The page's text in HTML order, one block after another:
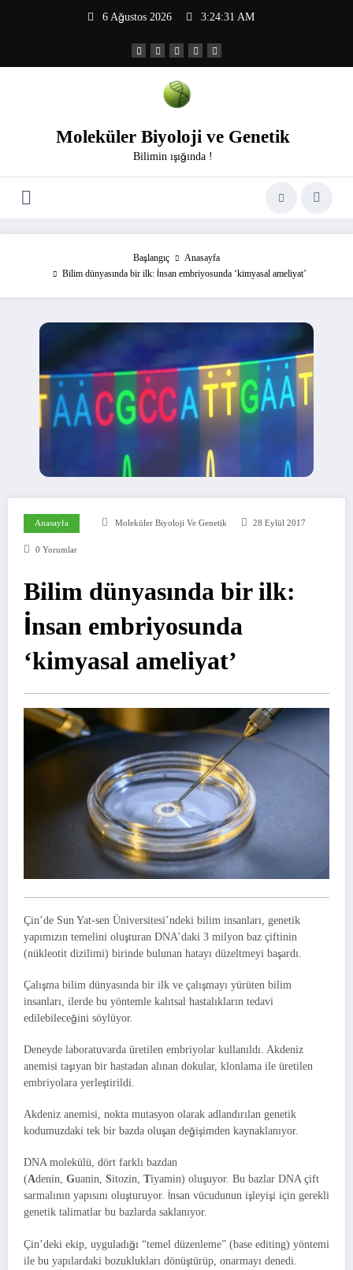
6 Ağustos 2026 3:24:32 AM
Moleküler Biyoloji ve Genetik
Bilimin ışığında !
Başlangıç
Anasayfa
Bilim dünyasında bir ilk: İnsan embriyosunda ‘kimyasal ameliyat’
Anasayfa Moleküler Biyoloji Ve Genetik 28 Eylül 2017
0 Yorumlar
Bilim dünyasında bir ilk:
İnsan embriyosunda
‘kimyasal ameliyat’
Çin’de Sun Yat-sen Üniversitesi’ndeki bilim insanları, genetik
yapımızın temelini oluşturan DNA’daki 3 milyon baz çiftinin
(nükleotit dizilimi) birinde bulunan hatayı düzeltmeyi başardı.
Çalışma bilim dünyasında bir ilk ve çalışmayı yürüten bilim
insanları, ilerde bu yöntemle kalıtsal hastalıkların tedavi
edilebileceğini söylüyor.
Deneyde laboratuvarda üretilen embriyolar kullanıldı. Akdeniz
anemisi taşıyan bir hastadan alınan dokular, klonlama ile üretilen
embriyolara yerleştirildi.
Akdeniz anemisi, nokta mutasyon olarak adlandırılan genetik
kodumuzdaki tek bir bazda oluşan değişimden kaynaklanıyor.
DNA molekülü, dört farklı bazdan
(Adenin, Guanin, Sitozin, Tiyamin) oluşuyor. Bu bazlar DNA çift
sarmalının yapısını oluşturuyor. İnsan vücudunun işleyişi için gerekli
genetik talimatlar bu bazlarda saklanıyor.
Çin’deki ekip, uyguladığı “temel düzenleme” (base editing) yöntemi
ile bu yapılardaki bozuklukları dönüştürüp, onarmayı denedi.